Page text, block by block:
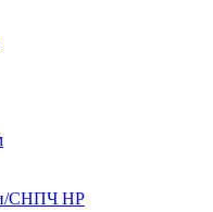
СНПЧ HP